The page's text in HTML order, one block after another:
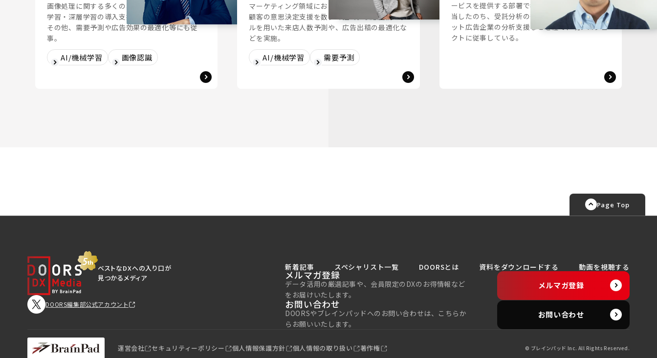
画像処理に関する多くの案件に従事。近年は機械
学習・深層学習の導入支援に積極的に取り組む。
その他、需要予測や広告効果の最適化等にも従
事。
AI/機械学習 画像認識
マーケティング領域におけるデータ分析を用いた
顧客の意思決定支援を数多く担当。状態空間モデ
ルを用いた来店人数予測や、広告出稿の最適化な
どを実施。
AI/機械学習 需要予測
ービスを提供する部署で教材作成や講師などを担
当したのち、受託分析の部署に異動。その後、ネ
ット広告企業の分析支援などを経て、現プロジェ
クトに従事している。
Page Top
ベストなDXへの入り口が
見つかるメディア
DOORS編集部公式アカウント
新着記事 スペシャリスト一覧 DOORSとは 資料をダウンロードする 動画を視聴する
メルマガ登録
データ活用の厳選記事や、会員限定のDXのお得情報など
をお届けいたします。
メルマガ登録
お問い合わせ
DOORSやブレインパッドへのお問い合わせは、こちらか
らお願いいたします。
お問い合わせ
運営会社 セキュリティーポリシー 個人情報保護方針 個人情報の取り扱い 著作権 © ブレインパッド Inc. All Rights Reserved.